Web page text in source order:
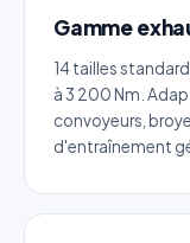
Gamme
14 tailles
à 3 200 Nm.
convoyeurs,
d'entraînement
Devis